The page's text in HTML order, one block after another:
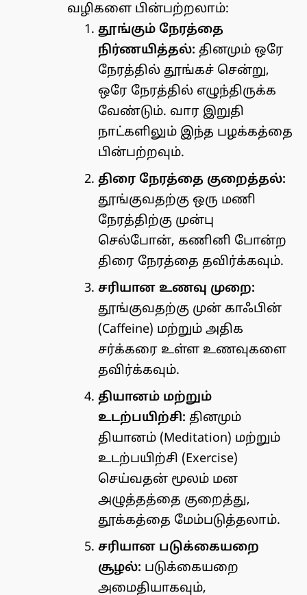
வழிகளை பின்பற்றலாம்:
தூங்கும் நேரத்தை
நிர்ணயித்தல்: தினமும் ஒரே
நேரத்தில் தூங்கச் சென்று,
ஒரே நேரத்தில் எழுந்திருக்க
வேண்டும். வார இறுதி
நாட்களிலும் இந்த பழக்கத்தை
பின்பற்றவும்.
திரை நேரத்தை குறைத்தல்:
தூங்குவதற்கு ஒரு மணி
நேரத்திற்கு முன்பு
செல்போன், கணினி போன்ற
திரை நேரத்தை தவிர்க்கவும்.
சரியான உணவு முறை:
தூங்குவதற்கு முன் காஃபின்
(Caffeine) மற்றும் அதிக
சர்க்கரை உள்ள உணவுகளை
தவிர்க்கவும்.
தியானம் மற்றும்
உடற்பயிற்சி: தினமும்
தியானம் (Meditation) மற்றும்
உடற்பயிற்சி (Exercise)
செய்வதன் மூலம் மன
அழுத்தத்தை குறைத்து,
தூக்கத்தை மேம்படுத்தலாம்.
சரியான படுக்கையறை
சூழல்: படுக்கையறை
அமைதியாகவும்,